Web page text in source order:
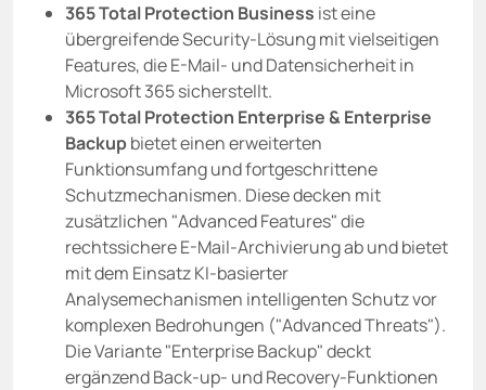
365 Total Protection Business ist eine
übergreifende Security-Lösung mit vielseitigen
Features, die E-Mail- und Datensicherheit in
Microsoft 365 sicherstellt.
365 Total Protection Enterprise & Enterprise
Backupbietet einen erweiterten
Funktionsumfang und fortgeschrittene
Schutzmechanismen. Diese decken mit
zusätzlichen "Advanced Features" die
rechtssichere E-Mail-Archivierung ab und bietet
mit dem Einsatz KI-basierter
Analysemechanismen intelligenten Schutz vor
komplexen Bedrohungen ("Advanced Threats").
Die Variante "Enterprise Backup" deckt
ergänzend Back-up- und Recovery-Funktionen